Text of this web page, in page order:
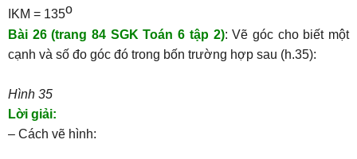
IKM = 135o
Bài 26 (trang 84 SGK Toán 6 tập 2): Vẽ góc cho biết một
cạnh và số đo góc đó trong bốn trường hợp sau (h.35):
Hình 35
Lời giải:
– Cách vẽ hình: